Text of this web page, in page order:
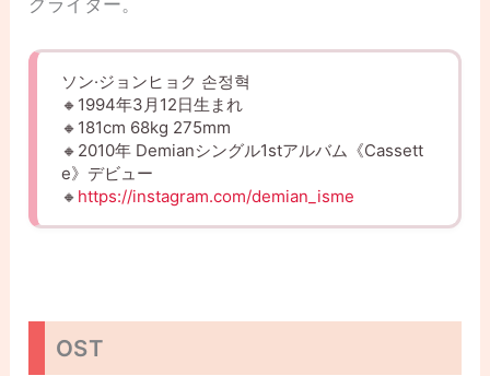
グライター。
ソン·ジョンヒョク 손정혁
🔸1994年3月12日生まれ
🔸181cm 68kg 275mm
🔸2010年 Demianシングル1stアルバム《Cassett
e》デビュー
🔸 https://instagram.com/demian_isme
OST